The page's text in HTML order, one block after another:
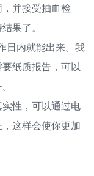
并接受抽血检
果了。
内就能出来。我
纸质报告，可以
性，可以通过电
这样会使你更加